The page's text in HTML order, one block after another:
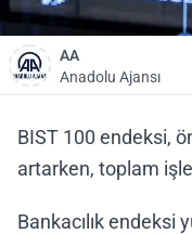
AA
Anadolu Ajansı
BIST 100 endeksi,
artarken, toplam
Bankacılık endeksi